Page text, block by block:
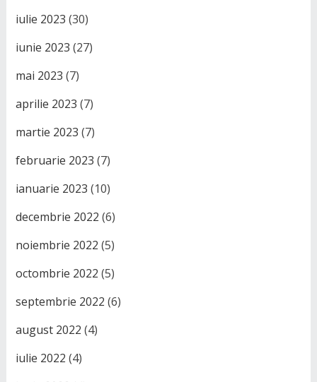
iulie 2023 (30)
iunie 2023 (27)
mai 2023 (7)
aprilie 2023 (7)
martie 2023 (7)
februarie 2023 (7)
ianuarie 2023 (10)
decembrie 2022 (6)
noiembrie 2022 (5)
octombrie 2022 (5)
septembrie 2022 (6)
august 2022 (4)
iulie 2022 (4)